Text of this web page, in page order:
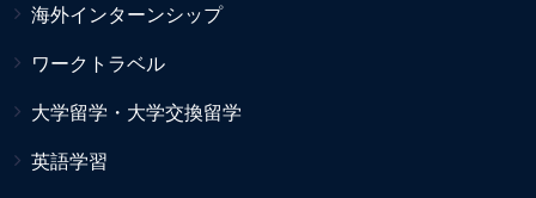
海外インターンシップ
ワークトラベル
大学留学・大学交換留学
英語学習